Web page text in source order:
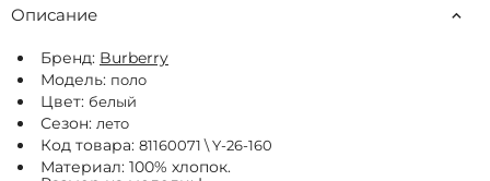
Описание
Бренд: Burberry
Модель: поло
Цвет: белый
Сезон: лето
Код товара: 81160071 \ Y-26-160
Материал: 100% хлопок.